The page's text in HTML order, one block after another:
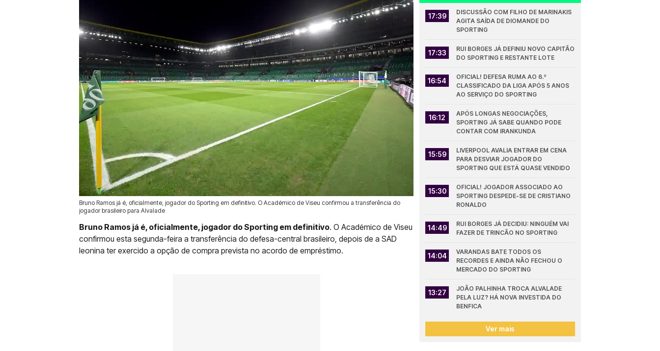
Bruno Ramos já é, oficialmente, jogador do Sporting em definitivo. O Académico de Viseu confirmou a transferência do
jogador brasileiro para Alvalade
07 Jul 2026 | 09:07 | 0
Bruno Ramos já é, oficialmente, jogador do Sporting em definitivo. O Académico de Viseu
confirmou esta segunda-feira a transferência do defesa-central brasileiro, depois de a SAD
leonina ter exercido a opção de compra prevista no acordo de empréstimo.
17:39
DISCUSSÃO COM FILHO DE MARINAKIS
AGITA SAÍDA DE DIOMANDE DO
SPORTING
17:33
RUI BORGES JÁ DEFINIU NOVO CAPITÃO
DO SPORTING E RESTANTE LOTE
16:54
OFICIAL! DEFESA RUMA AO 6.º
CLASSIFICADO DA LIGA APÓS 5 ANOS
AO SERVIÇO DO SPORTING
16:12
APÓS LONGAS NEGOCIAÇÕES,
SPORTING JÁ SABE QUANDO PODE
CONTAR COM IRANKUNDA
15:59
LIVERPOOL AVALIA ENTRAR EM CENA
PARA DESVIAR JOGADOR DO
SPORTING QUE ESTÁ QUASE VENDIDO
15:30
OFICIAL! JOGADOR ASSOCIADO AO
SPORTING DESPEDE-SE DE CRISTIANO
RONALDO
14:49
RUI BORGES JÁ DECIDIU: NINGUÉM VAI
FAZER DE TRINCÃO NO SPORTING
14:04
VARANDAS BATE TODOS OS
RECORDES E AINDA NÃO FECHOU O
MERCADO DO SPORTING
13:27
JOÃO PALHINHA TROCA ALVALADE
PELA LUZ? HÁ NOVA INVESTIDA DO
BENFICA
Ver mais